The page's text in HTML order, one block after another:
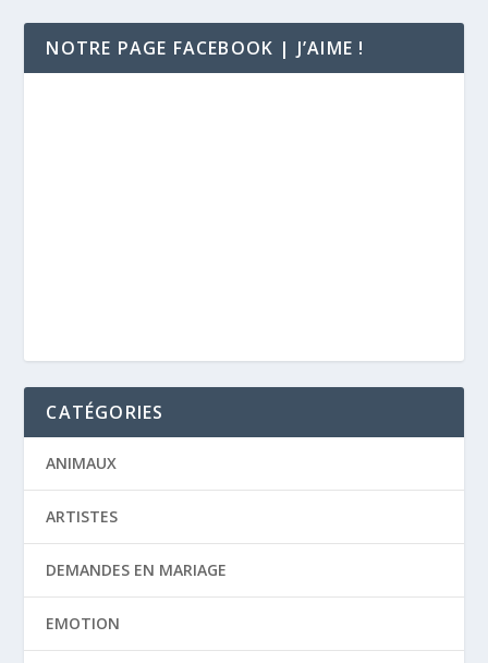
NOTRE PAGE FACEBOOK | J’AIME !
CATÉGORIES
ANIMAUX
ARTISTES
DEMANDES EN MARIAGE
EMOTION